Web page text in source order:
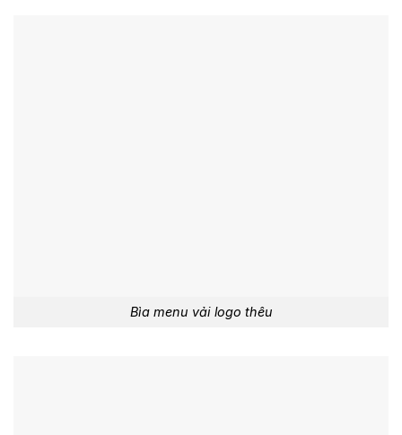
Bìa menu vải logo thêu